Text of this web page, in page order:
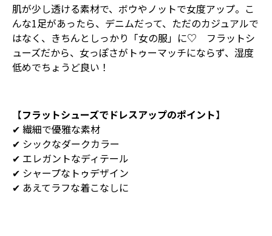
肌が少し透ける素材で、ボウやノットで女度アップ。こ
んな1足があったら、デニムだって、ただのカジュアルで
はなく、きちんとしっかり「女の服」に♡ フラットシ
ューズだから、女っぽさがトゥーマッチにならず、湿度
低めでちょうど良い！
【フラットシューズでドレスアップのポイント】
✔︎ 繊細で優雅な素材
✔︎ シックなダークカラー
✔︎ エレガントなディテール
✔︎ シャープなトゥデザイン
✔︎ あえてラフな着こなしに